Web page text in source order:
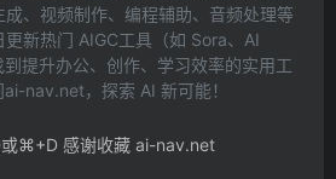
、视频制作、编程辅助、音频处理等
新热门 AIGC工具（如 Sora、AI
提升办公、创作、学习效率的实用工
nav.net，探索 AI 新可能！
⌘+D 感谢收藏 ai-nav.net